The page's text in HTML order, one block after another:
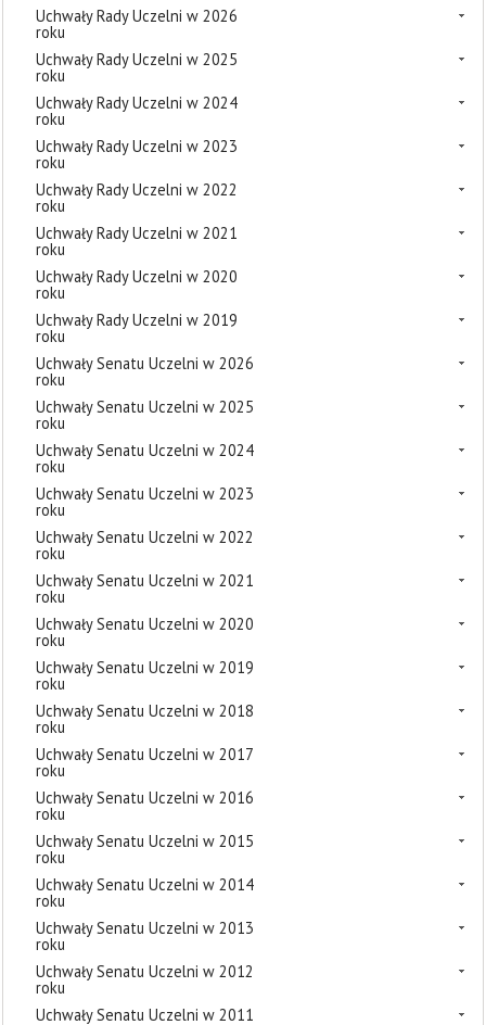
Uchwały Rady Uczelni w 2026
roku
Uchwały Rady Uczelni w 2025
roku
Uchwały Rady Uczelni w 2024
roku
Uchwały Rady Uczelni w 2023
roku
Uchwały Rady Uczelni w 2022
roku
Uchwały Rady Uczelni w 2021
roku
Uchwały Rady Uczelni w 2020
roku
Uchwały Rady Uczelni w 2019
roku
Uchwały Senatu Uczelni w 2026
roku
Uchwały Senatu Uczelni w 2025
roku
Uchwały Senatu Uczelni w 2024
roku
Uchwały Senatu Uczelni w 2023
roku
Uchwały Senatu Uczelni w 2022
roku
Uchwały Senatu Uczelni w 2021
roku
Uchwały Senatu Uczelni w 2020
roku
Uchwały Senatu Uczelni w 2019
roku
Uchwały Senatu Uczelni w 2018
roku
Uchwały Senatu Uczelni w 2017
roku
Uchwały Senatu Uczelni w 2016
roku
Uchwały Senatu Uczelni w 2015
roku
Uchwały Senatu Uczelni w 2014
roku
Uchwały Senatu Uczelni w 2013
roku
Uchwały Senatu Uczelni w 2012
roku
Uchwały Senatu Uczelni w 2011